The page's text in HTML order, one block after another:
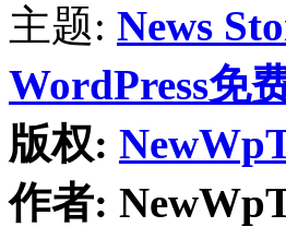
主题: News
WordPress免
版权:
作者: